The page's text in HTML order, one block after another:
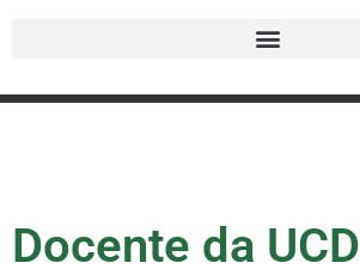
Docente da